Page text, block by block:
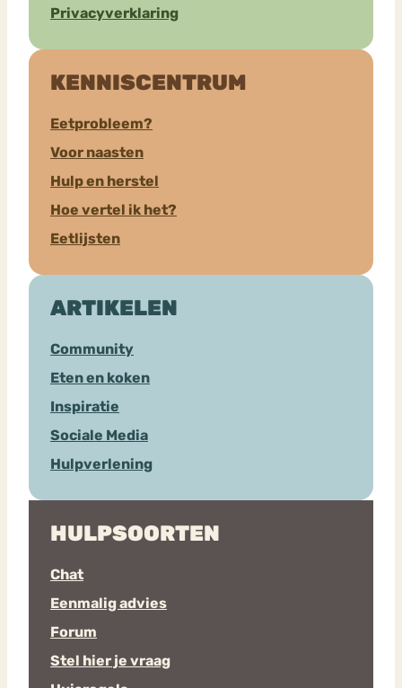
Privacyverklaring
KENNISCENTRUM
Eetprobleem?
Voor naasten
Hulp en herstel
Hoe vertel ik het?
Eetlijsten
ARTIKELEN
Community
Eten en koken
Inspiratie
Sociale Media
Hulpverlening
HULPSOORTEN
Chat
Eenmalig advies
Forum
Stel hier je vraag